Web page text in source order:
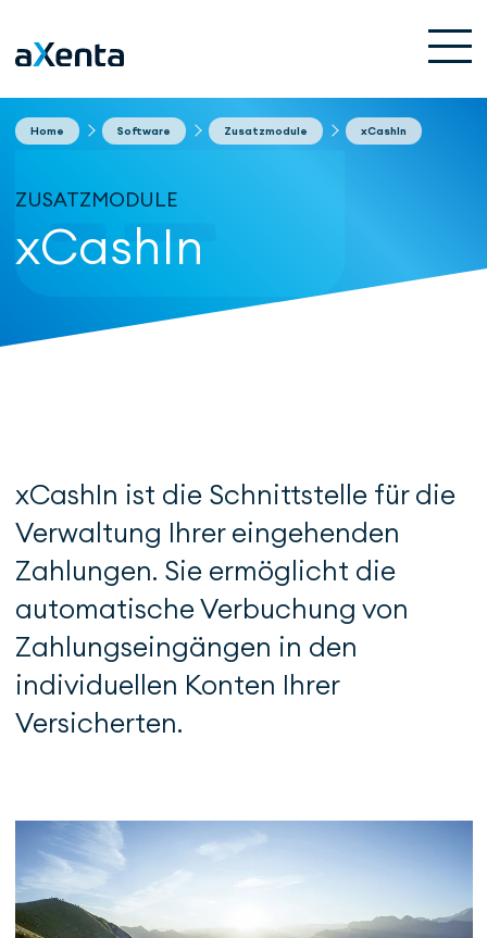
Home Software Zusatzmodule xCashIn
ZUSATZMODULE
xCashIn
xCashIn ist die Schnittstelle für die
Verwaltung Ihrer eingehenden
Zahlungen. Sie ermöglicht die
automatische Verbuchung von
Zahlungseingängen in den
individuellen Konten Ihrer
Versicherten.